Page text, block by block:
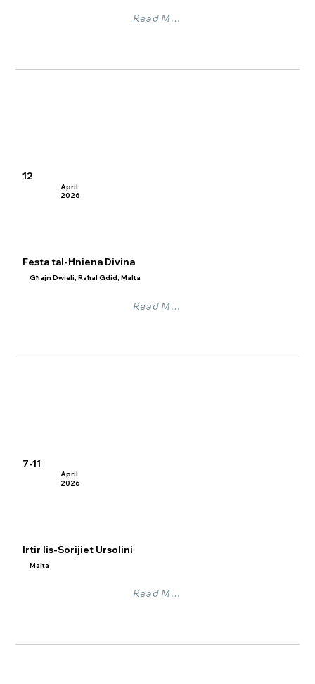
Read More
April
12
2026
Festa tal-Ħniena Divina
Għajn Dwieli, Raħal Ġdid, Malta
Read More
April
7-11
2026
Irtir lis-Sorijiet Ursolini
Malta
Read More